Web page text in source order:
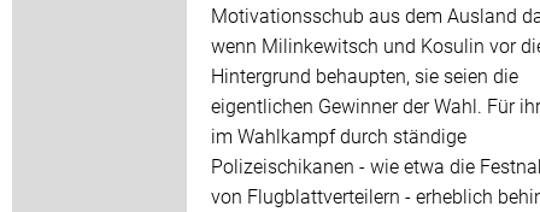
Motivationsschub aus dem Ausland
wenn Milinkewitsch und Kosulin vor
Hintergrund behaupten, sie seien die
eigentlichen Gewinner der Wahl. Für
im Wahlkampf durch ständige
Polizeischikanen - wie etwa die
von Flugblattverteilern - erheblich